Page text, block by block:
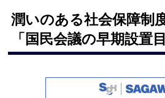
潤いのある社会保障制
「国民会議の早期設置